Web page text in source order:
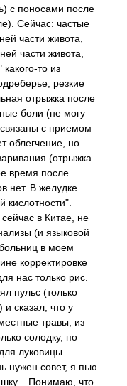
с поносами после
Сейчас: частые
части живота,
части живота,
то из
резкие
отрыжка после
боли (не могу
с приемом
облегчение, но
(отрыжка
время после
нет. В желудке
в Китае, не
(и языковой
в моем
корректировке
нас только рис.
пульс (только
и сказал, что у
травы, из
солодку, по
луковицы
нужен совет, я пью
Понимаю, что